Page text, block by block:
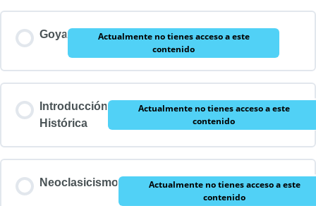
Goya
Actualmente no tienes acceso a este
contenido
Introducción
Histórica
Actualmente no tienes acceso a este
contenido
Neoclasicismo
Actualmente no tienes acceso a este
contenido